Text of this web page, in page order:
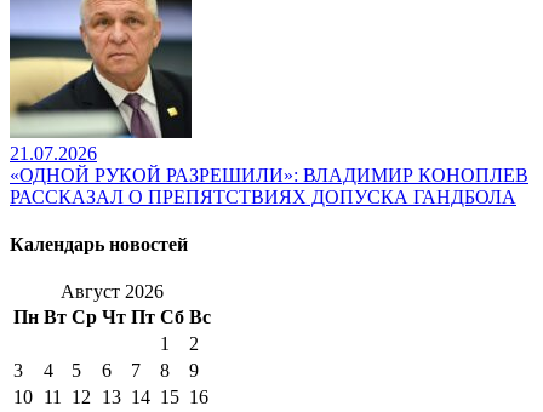
21.07.2026
«ОДНОЙ РУКОЙ РАЗРЕШИЛИ»: ВЛАДИМИР КОНОПЛЕВ
РАССКАЗАЛ О ПРЕПЯТСТВИЯХ ДОПУСКА ГАНДБОЛА
Календарь новостей
Август 2026
Пн Вт Ср Чт Пт Сб Вс
1
2
3
4 5 6 7 8
9
10 11 12 13 14 15 16